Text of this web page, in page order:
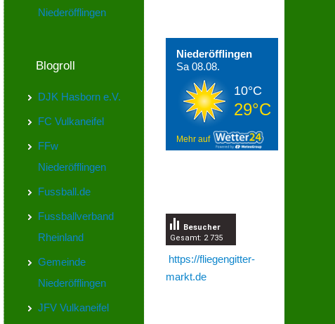
Niederöfflingen
Sa 08.08.
10°C
29°C
Mehr auf
Gesamt: 2 735
Besucher
https://fliegengitter-
markt.de
Niederöfflingen
Blogroll
DJK Hasborn e.V.
FC Vulkaneifel
FFw
Niederöfflingen
Fussball.de
Fussballverband
Rheinland
Gemeinde
Niederöfflingen
JFV Vulkaneifel